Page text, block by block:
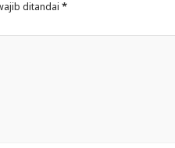
ditandai *